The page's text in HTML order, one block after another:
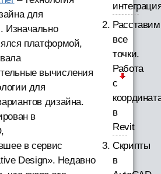
для
Изначально
платформой,
вычисления
для
дизайна.
в
в сервис
Design». Недавно
Расставим
все
точки.
Работа
с
в
Revit
Скрипты
в